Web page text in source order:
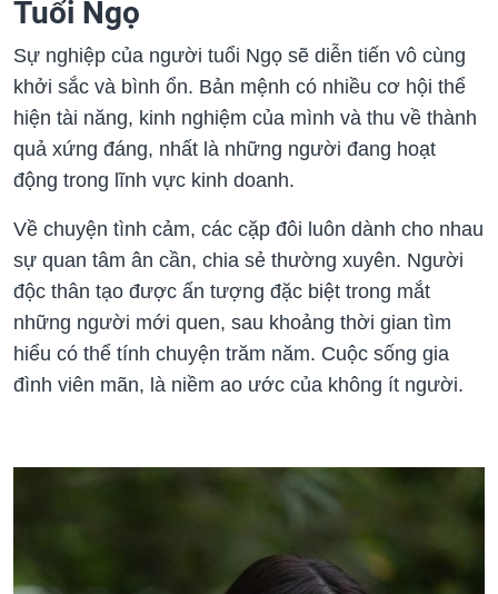
Tuổi Ngọ
Sự nghiệp của người tuổi Ngọ sẽ diễn tiến vô cùng
khởi sắc và bình ổn. Bản mệnh có nhiều cơ hội thể
hiện tài năng, kinh nghiệm của mình và thu về thành
quả xứng đáng, nhất là những người đang hoạt
động trong lĩnh vực kinh doanh.
Về chuyện tình cảm, các cặp đôi luôn dành cho nhau
sự quan tâm ân cần, chia sẻ thường xuyên. Người
độc thân tạo được ấn tượng đặc biệt trong mắt
những người mới quen, sau khoảng thời gian tìm
hiểu có thể tính chuyện trăm năm. Cuộc sống gia
đình viên mãn, là niềm ao ước của không ít người.